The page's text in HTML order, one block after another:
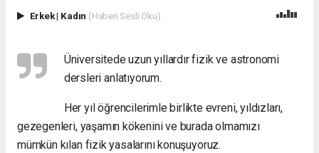
Erkek| Kadın (Haberi Sesli Oku)
Üniversitede uzun yıllardır fizik ve astronomi
dersleri anlatıyorum.
Her yıl öğrencilerimle birlikte evreni, yıldızları,
gezegenleri, yaşamın kökenini ve burada olmamızı
mümkün kılan fizik yasalarını konuşuyoruz.